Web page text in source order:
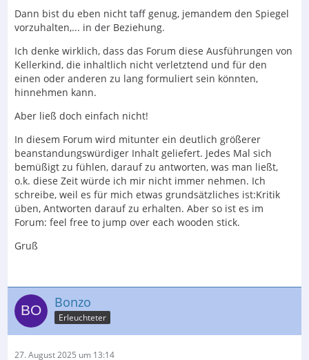
Dann bist du eben nicht taff genug, jemandem den Spiegel
vorzuhalten,... in der Beziehung.
Ich denke wirklich, dass das Forum diese Ausführungen von
Kellerkind, die inhaltlich nicht verletztend und für den
einen oder anderen zu lang formuliert sein könnten,
hinnehmen kann.
Aber ließ doch einfach nicht!
In diesem Forum wird mitunter ein deutlich größerer
beanstandungswürdiger Inhalt geliefert. Jedes Mal sich
bemüßigt zu fühlen, darauf zu antworten, was man ließt,
o.k. diese Zeit würde ich mir nicht immer nehmen. Ich
schreibe, weil es für mich etwas grundsätzliches ist:Kritik
üben, Antworten darauf zu erhalten. Aber so ist es im
Forum: feel free to jump over each wooden stick.
Gruß
Bonzo
Erleuchteter
27. August 2025 um 13:14